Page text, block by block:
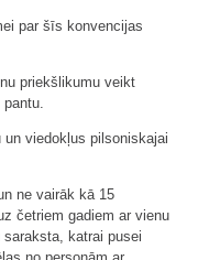
par šīs konvencijas
priekšlikumu veikt
viedokļus pilsoniskajai
ne vairāk kā 15
četriem gadiem ar vienu
katrai pusei